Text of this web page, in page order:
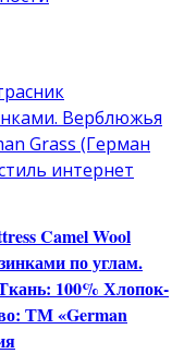
Camel Wool
по углам.
100% Хлопок-
ТМ «German